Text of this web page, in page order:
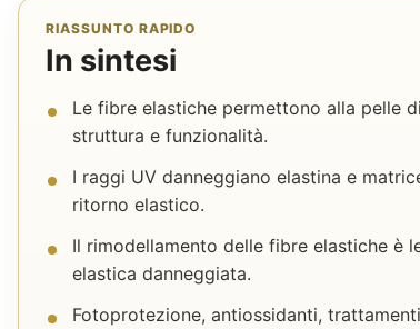
RIASSUNTO RAPIDO
In sintesi
Le fibre elastiche permettono alla pelle
struttura e funzionalità.
I raggi UV danneggiano elastina e
ritorno elastico.
Il rimodellamento delle fibre elastiche è
elastica danneggiata.
Fotoprotezione, antiossidanti,